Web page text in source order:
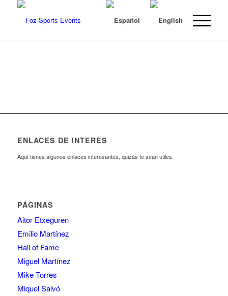
ENLACES DE INTERÉS
Aquí tienes algunos enlaces interesantes, quizás te sean útiles.
PÁGINAS
Aitor Etxeguren
Emilio Martínez
Hall of Fame
Miguel Martínez
Mike Torres
Miquel Salvó